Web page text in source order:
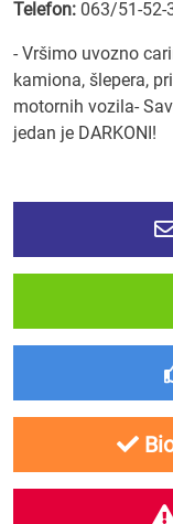
Telefon: 063/51-52-
- Vršimo uvozno
kamiona, šlepera,
motornih vozila-
jedan je DARKONI!